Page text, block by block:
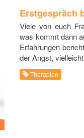
Erstgespräch
Viele von euch
was kommt dann
Erfahrungen
der Angst,
Therapien